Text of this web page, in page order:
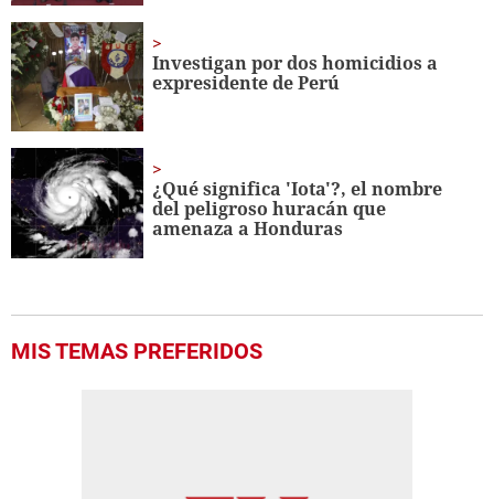
Investigan por dos homicidios a
expresidente de Perú
¿Qué significa 'Iota'?, el nombre
del peligroso huracán que
amenaza a Honduras
MIS TEMAS PREFERIDOS